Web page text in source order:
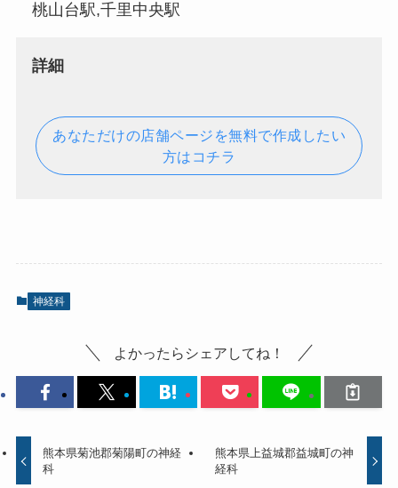
桃山台駅,千里中央駅
詳細
あなただけの店舗ページを無料で作成したい
方はコチラ
神経科
よかったらシェアしてね！
熊本県菊池郡菊陽町の神経
科
熊本県上益城郡益城町の神
経科